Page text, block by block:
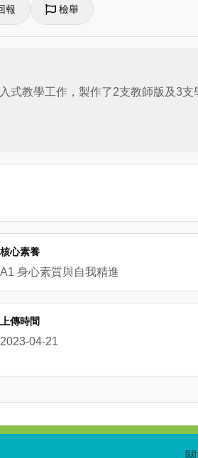
報 檢舉
教學工作，製作了2支教師版及3
教育背景知識及素材，提升教學
精華版，以利各單位及學校來做
建立全民國防概念，強化國家安全
以上影片作為在職訓練或教學素材
核心素養
A1 身心素質與自我精進
上傳時間
2023-04-21